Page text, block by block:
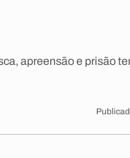
apreensão e prisão